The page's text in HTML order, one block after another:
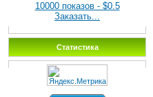
10000 показов - $0.5
Заказать...
Статистика